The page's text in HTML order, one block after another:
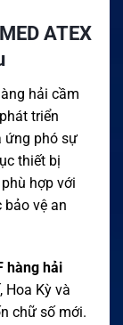
ATEX
hải cầm
triển
ứng phó sự
thiết bị
hợp với
vệ an
hàng hải
Hoa Kỳ và
chữ số mới.